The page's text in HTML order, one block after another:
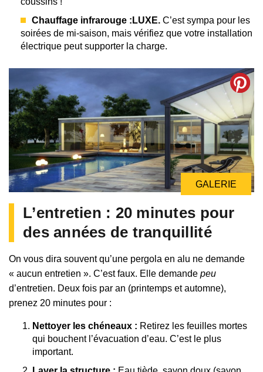
Chauffage infrarouge : LUXE. C’est sympa pour les
soirées de mi-saison, mais vérifiez que votre installation
électrique peut supporter la charge.
GALERIE
L’entretien : 20 minutes pour
des années de tranquillité
On vous dira souvent qu’une pergola en alu ne demande
« aucun entretien ». C’est faux. Elle demande peu
d’entretien. Deux fois par an (printemps et automne),
prenez 20 minutes pour :
Nettoyer les chéneaux : Retirez les feuilles mortes
qui bouchent l’évacuation d’eau. C’est le plus
important.